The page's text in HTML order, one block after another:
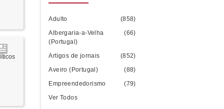
Adulto
(858)
Albergaria-a-Velha
(Portugal)
(66)
Artigos de jornais
(852)
Aveiro (Portugal)
(88)
Empreendedorismo
(79)
Ver Todos